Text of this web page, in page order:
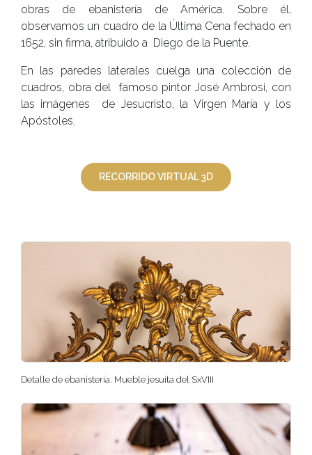
obras de ebanistería de América. Sobre él,
observamos un cuadro de la Última Cena fechado en
1652, sin firma, atribuido a Diego de la Puente.
En las paredes laterales cuelga una colección de
cuadros, obra del famoso pintor José Ambrosi, con
las imágenes de Jesucristo, la Virgen María y los
Apóstoles.
RECORRIDO VIRTUAL 3D
Detalle de ebanisteria. Mueble jesuita del SxVIII